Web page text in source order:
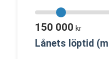
150 000 kr
Lånets löptid